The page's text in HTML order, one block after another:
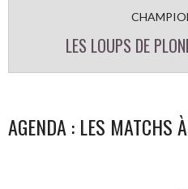
LES LOUPS DE
AGENDA : LES MATCHS